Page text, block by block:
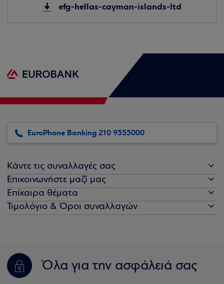
efg-hellas-cayman-islands-ltd
EuroPhone Banking 210 9555000
Κάντε τις συναλλαγές σας
Επικοινωνήστε μαζί μας
Επίκαιρα θέματα
Τιμολόγιο & Όροι συναλλαγών
Όλα για την ασφάλειά σας